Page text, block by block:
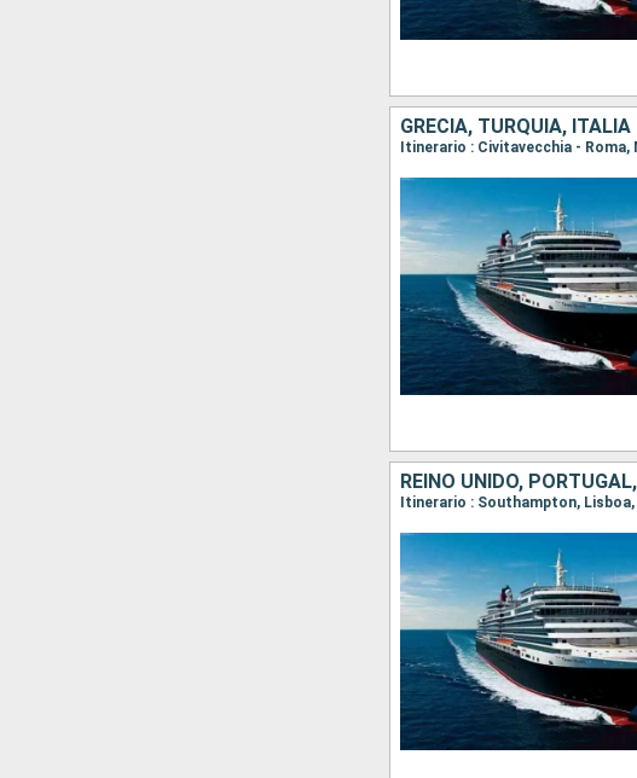
GRECIA, TURQUÍA, ITALIA
REINO UNIDO,
Itinerario : Southampton,